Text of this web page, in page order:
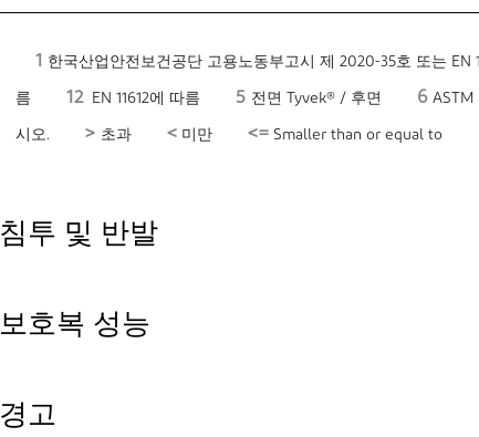
1 한국산업안전보건공단 고용노동부고시 제 2020-35호 또는 EN
름 12EN 11612에 따름 5 전면 Tyvek® / 후면 6 ASTM
시오. > 초과 < 미만 <= Smaller than or equal to
침투 및 반발
보호복 성능
경고